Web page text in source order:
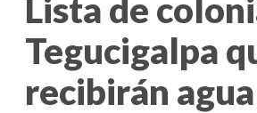
Lista de
Tegucigalpa
recibirán